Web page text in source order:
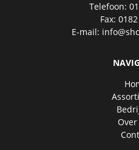
Telefoon:
Fax:
E-mail: